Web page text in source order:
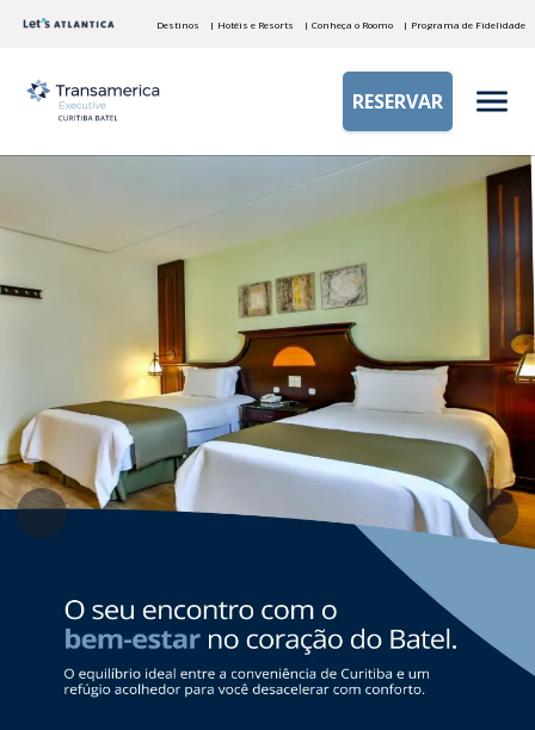
Destinos | Hotéis e Resorts | Conheça o Roomo | Programa de Fidelidade
RESERVAR